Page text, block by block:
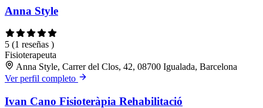
Anna Style
5 (1 reseñas )
Fisioterapeuta
Anna Style, Carrer del Clos, 42, 08700 Igualada, Barcelona
Ver perfil completo
Ivan Cano Fisioteràpia Rehabilitació